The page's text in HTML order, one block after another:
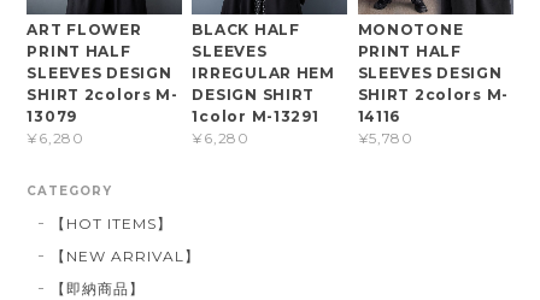
ART FLOWER
PRINT HALF
SLEEVES DESIGN
SHIRT 2colors M-
13079
¥6,280
BLACK HALF
SLEEVES
IRREGULAR HEM
DESIGN SHIRT
1color M-13291
¥6,280
MONOTONE
PRINT HALF
SLEEVES DESIGN
SHIRT 2colors M-
14116
¥5,780
CATEGORY
【HOT ITEMS】
【NEW ARRIVAL】
【即納商品】